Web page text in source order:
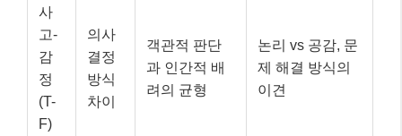
사
고-
감
정
(T-
F)
의사
결정
방식
차이
객관적 판단
과 인간적 배
려의 균형
논리 vs 공감, 문
제 해결 방식의
이견